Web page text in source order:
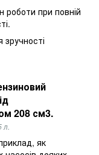
роботи при повній
208 см3.
л.
як